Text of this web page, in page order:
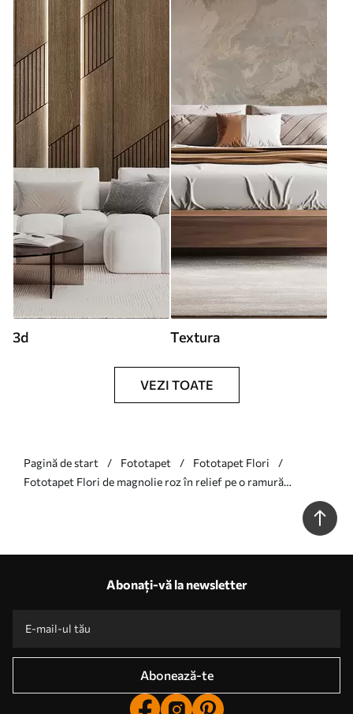
3d Textura
VEZI TOATE
Pagină de start Fototapet
Fototapet Flori
Fototapet Flori de magnolie roz în relief pe o ramură
Abonați-vă la newsletter
Abonează-te